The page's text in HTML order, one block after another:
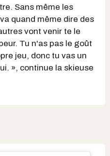
Sans même les
quand même dire des
vont venir te le
Tu n'as pas le goût
jeu, donc tu vas un
», continue la skieuse